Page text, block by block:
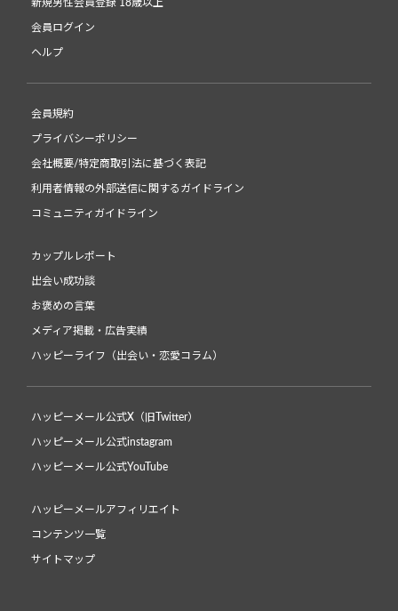
新規男性会員登録 18歳以上
会員ログイン
ヘルプ
会員規約
プライバシーポリシー
会社概要/特定商取引法に基づく表記
利用者情報の外部送信に関するガイドライン
コミュニティガイドライン
カップルレポート
出会い成功談
お褒めの言葉
メディア掲載・広告実績
ハッピーライフ（出会い・恋愛コラム）
ハッピーメール公式X（旧Twitter）
ハッピーメール公式instagram
ハッピーメール公式YouTube
ハッピーメールアフィリエイト
コンテンツ一覧
サイトマップ